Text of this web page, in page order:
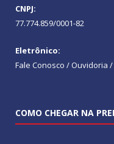
CNPJ:
77.774.859/0001-82
Eletrônico:
Fale Conosco / Ouvidoria /
COMO CHEGAR NA